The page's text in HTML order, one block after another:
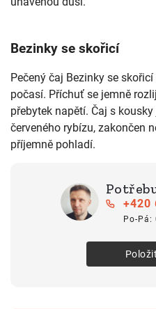
Bezinky se skořicí
Pečený čaj Bezinky se
počasí. Příchuť se jemně
přebytek napětí. Čaj s
červeného rybízu, zakončen
příjemně pohladí.
+420
Po-Pá: